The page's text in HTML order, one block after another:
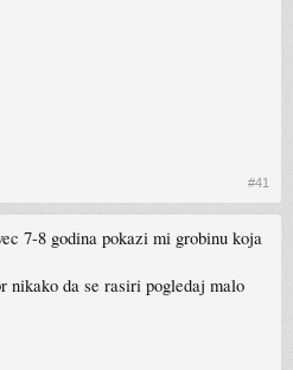
#41
7-8 godina pokazi mi grobinu koja
nikako da se rasiri pogledaj malo